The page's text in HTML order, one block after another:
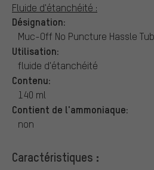
Fluide d'étanchéité :
Désignation:
Muc-Off No Puncture Hassle
Utilisation:
fluide d'étanchéité
Contenu:
140 ml
Contient de l'ammoniaque:
non
Caractéristiques :